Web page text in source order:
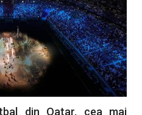
din Qatar, cea mai